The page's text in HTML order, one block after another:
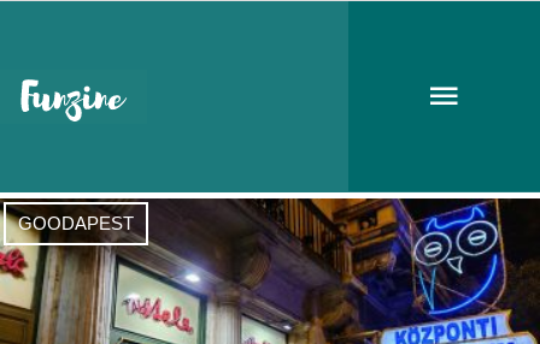
neon
GOODAPEST